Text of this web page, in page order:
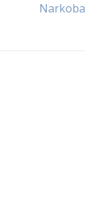
Narkoba